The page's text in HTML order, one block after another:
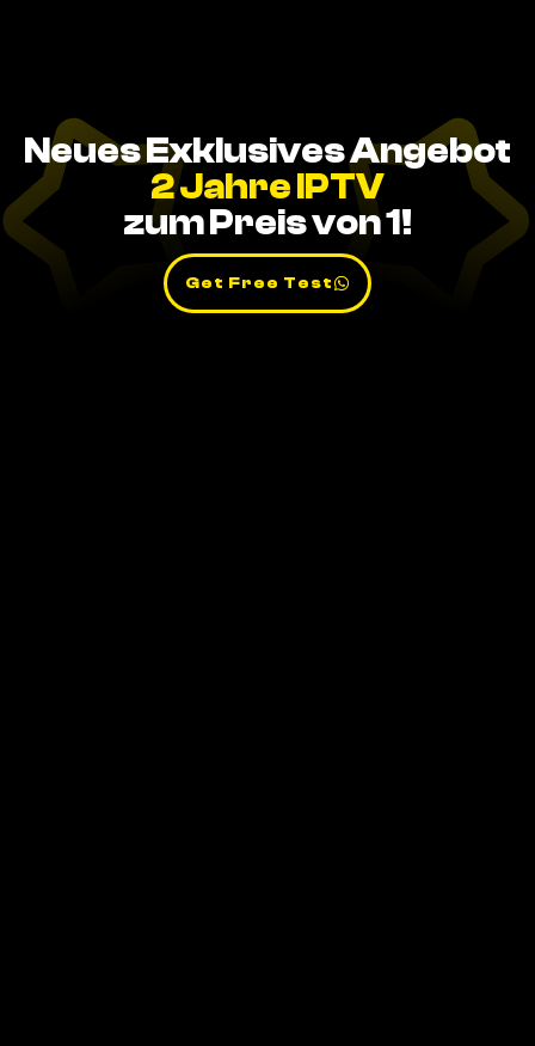
Neues Exklusives Angebot
2 Jahre IPTV
zum Preis von 1!
Get Free Test